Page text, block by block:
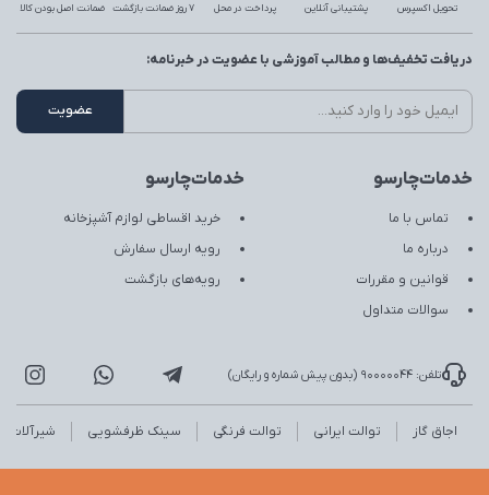
تحویل اکسپرس پشتیبانی آنلاین پرداخت در محل 7 روز ضمانت بازگشت ضمانت اصل بودن کالا
خدمات‌چارسو
تماس با ما
درباره ما
قوانین و مقررات
سوالات متداول
خدمات‌چارسو
خرید اقساطی لوازم آشپزخانه
رویه ارسال سفارش
رویه‌های بازگشت
دریافت تخفیف‌ها و مطالب آموزشی با عضویت در خبرنامه:
تلفن: 90000044 (بدون پیش شماره و رایگان)
اجاق گاز توالت ایرانی توالت فرنگی سینک ظرفشویی شیرآلات